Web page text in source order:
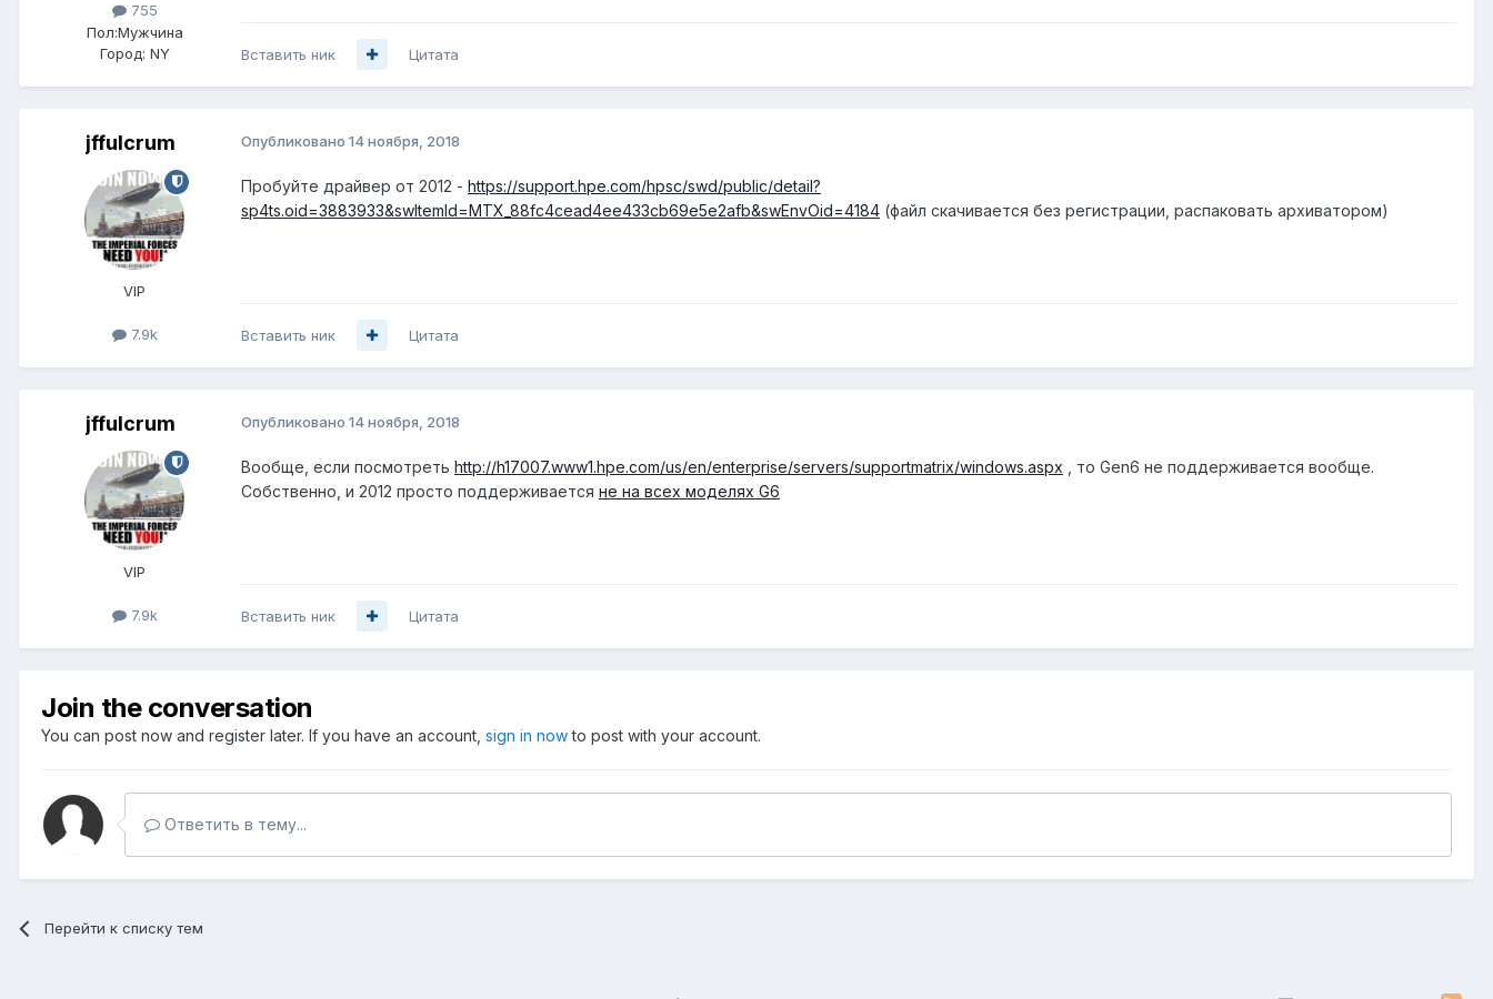
755
Пол:Мужчина
Город: NY Вставить ник Цитата
jffulcrum
VIP
7.9k
Опубликовано 14 ноября, 2018
Пробуйте драйвер от 2012 - https://support.hpe.com/hpsc/swd/public/detail?
sp4ts.oid=3883933&swItemId=MTX_88fc4cead4ee433cb69e5e2afb&swEnvOid=4184 (файл скачивается без регистрации, распаковать архиватором)
Вставить ник Цитата
jffulcrum
VIP
7.9k
Опубликовано 14 ноября, 2018
Вообще, если посмотреть http://h17007.www1.hpe.com/us/en/enterprise/servers/supportmatrix/windows.aspx , то Gen6 не поддерживается вообще.
Собственно, и 2012 просто поддерживается не на всех моделях G6
Вставить ник Цитата
Join the conversation
You can post now and register later. If you have an account, sign in nowto post with your account.
Ответить в тему...
Перейти к списку тем